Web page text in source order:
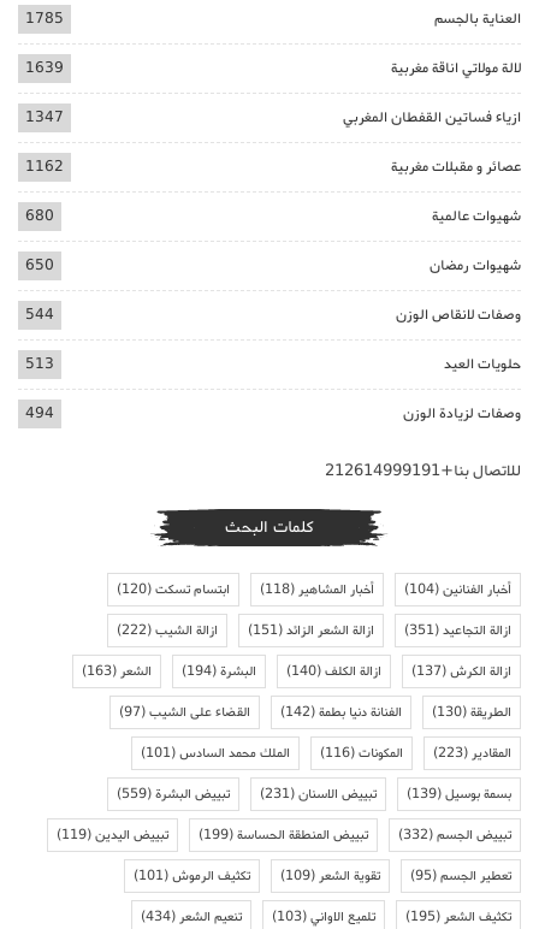
العناية بالجسم 1785
لالة مولاتي اناقة مغربية 1639
ازياء فساتين القفطان المغربي 1347
عصائر و مقبلات مغربية 1162
شهيوات عالمية 680
شهيوات رمضان 650
وصفات لانقاص الوزن 544
حلويات العيد 513
وصفات لزيادة الوزن 494
للاتصال بنا+212614999191
كلمات البحث
أخبار الفنانين(104) أخبار المشاهير(118) ابتسام تسكت(120)
ازالة التجاعيد(351) ازالة الشعر الزائد(151) ازالة الشيب(222)
ازالة الكرش(137) ازالة الكلف(140) البشرة(194) الشعر(163)
الطريقة(130) الفنانة دنيا بطمة(142) القضاء على الشيب(97)
المقادير(223) المكونات(116) الملك محمد السادس(101)
بسمة بوسيل(139) تبييض الاسنان(231) تبييض البشرة(559)
تبييض الجسم(332) تبييض المنطقة الحساسة(199) تبييض اليدين(119)
تعطير الجسم(95) تقوية الشعر(109) تكثيف الرموش(101)
تكثيف الشعر(195) تلميع الاواني(103) تنعيم الشعر(434)